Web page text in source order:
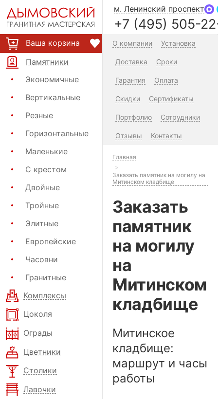
Ваша корзина
Памятники
Экономичные
Вертикальные
Резные
Горизонтальные
Маленькие
С крестом
Двойные
Тройные
Элитные
Европейские
Часовни
Гранитные
Комплексы
Цоколя
Ограды
Цветники
Столики
Лавочки
м. Ленинский проспект
+7 (495) 505-
О компании Установка
Доставка Сроки
Гарантия Оплата
Скидки Сертификаты
Портфолио Сотрудники
Отзывы Контакты
Главная
Заказать памятник на могилу на
Митинском кладбище
Заказать
памятник
на могилу
на
Митинском
кладбище
Митинское
кладбище:
маршрут и часы
работы